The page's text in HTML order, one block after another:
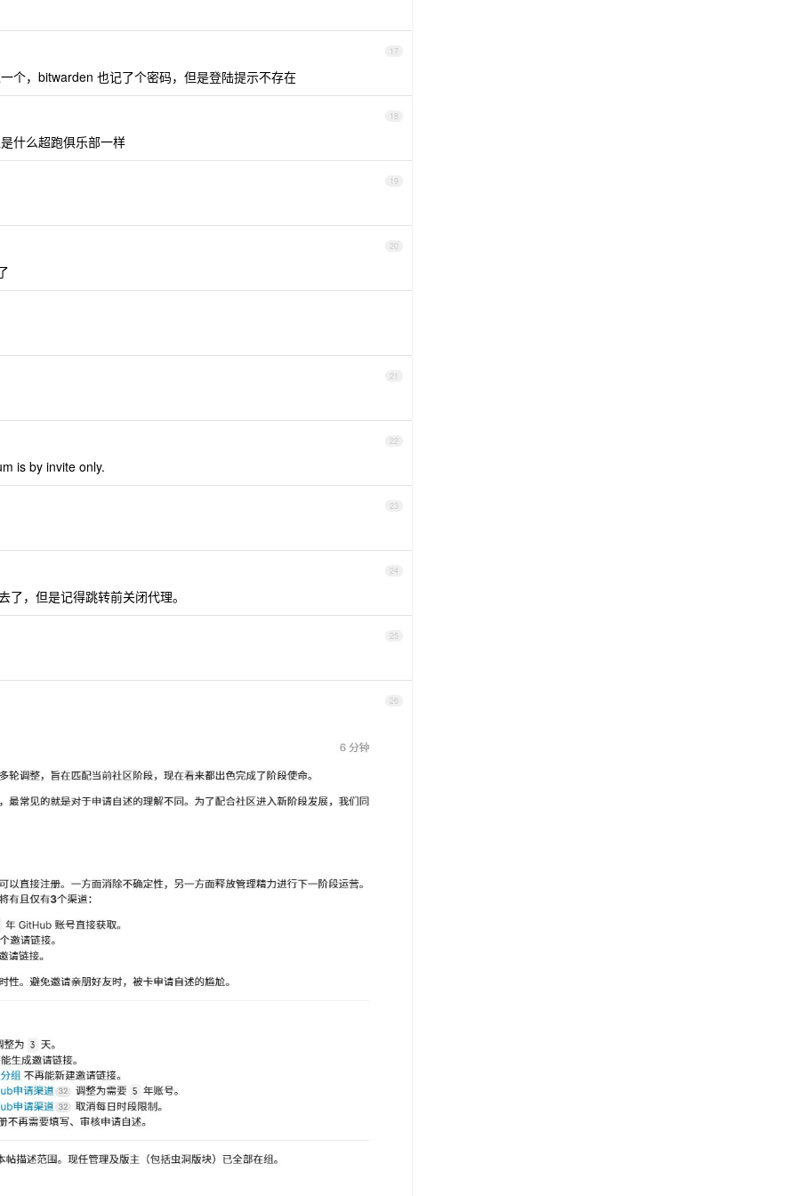
17
个，bitwarden 也记了个密码，但是登陆提示不存在
18
什么超跑俱乐部一样
19
20
21
22
is by invite only.
23
24
，但是记得跳转前关闭代理。
25
26